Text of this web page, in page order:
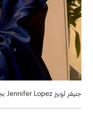
جنيفر لوبيز Jennifer Lopez بجمبسوت لامع ومجوهرات MARLI